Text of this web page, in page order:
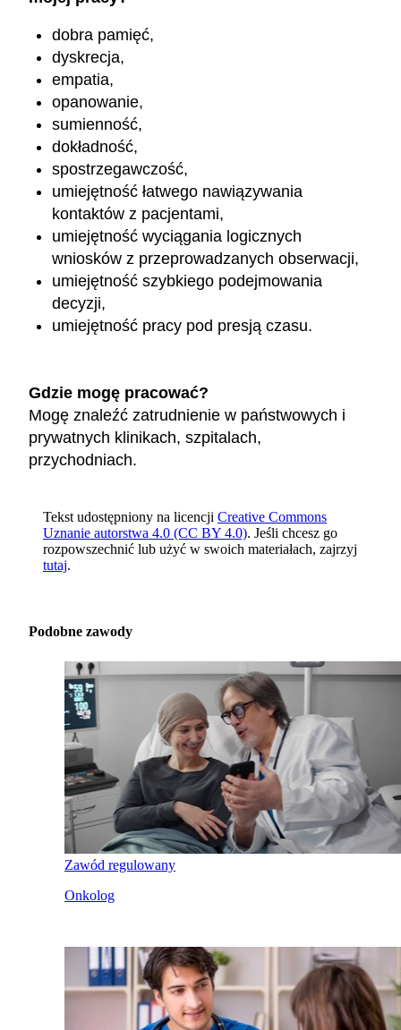
dobra pamięć,
dyskrecja,
empatia,
opanowanie,
sumienność,
dokładność,
spostrzegawczość,
umiejętność łatwego nawiązywania
kontaktów z pacjentami,
umiejętność wyciągania logicznych
wniosków z przeprowadzanych obserwacji,
umiejętność szybkiego podejmowania
decyzji,
umiejętność pracy pod presją czasu.
Gdzie mogę pracować?
Mogę znaleźć zatrudnienie w państwowych i
prywatnych klinikach, szpitalach,
przychodniach.
Tekst udostępniony na licencji Creative Commons
Uznanie autorstwa 4.0 (CC BY 4.0). Jeśli chcesz go
rozpowszechnić lub użyć w swoich materiałach, zajrzyj
tutaj.
Podobne zawody
Zawód regulowany
Onkolog